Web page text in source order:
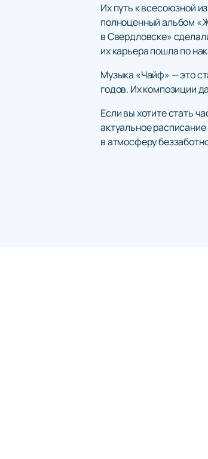
Их путь к всесоюзной
полноценный альбом
в Свердловске»
их карьера пошла по
Музыка «Чайф» — это
годов. Их композиции
Если вы хотите стать
актуальное
в атмосферу